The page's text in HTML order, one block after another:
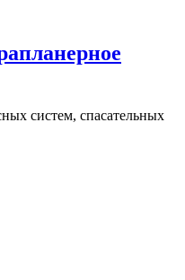
систем, спасательных